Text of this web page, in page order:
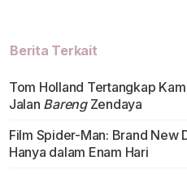
Berita Terkait
Tom Holland Tertangkap
Jalan BarengZendaya
Film Spider-Man: Brand New
Hanya dalam Enam Hari